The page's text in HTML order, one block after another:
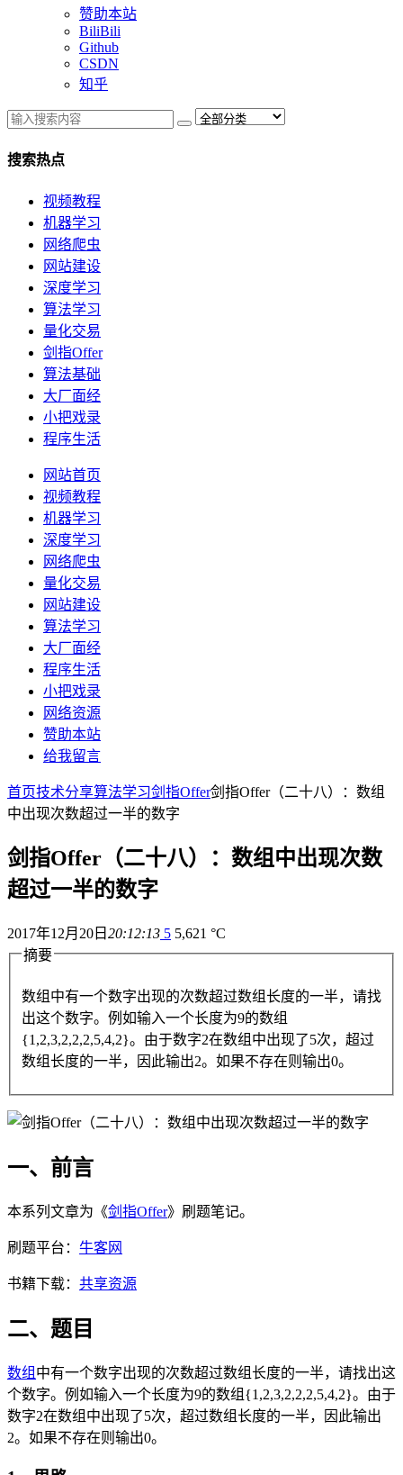
赞助本站
BiliBili
Github
CSDN
知乎
搜索热点
视频教程
机器学习
网络爬虫
网站建设
深度学习
算法学习
量化交易
剑指Offer
算法基础
大厂面经
小把戏录
程序生活
网站首页
视频教程
机器学习
深度学习
网络爬虫
量化交易
网站建设
算法学习
大厂面经
程序生活
小把戏录
网络资源
赞助本站
给我留言
首页技术分享算法学习剑指Offer剑指Offer（二十八）：数组
中出现次数超过一半的数字
剑指Offer（二十八）：数组中出现次数
超过一半的数字
2017年12月20日 20:12:13 5 5,621 °C
摘要
数组中有一个数字出现的次数超过数组长度的一半，请找
出这个数字。例如输入一个长度为9的数组
{1,2,3,2,2,2,5,4,2}。由于数字2在数组中出现了5次，超过
数组长度的一半，因此输出2。如果不存在则输出0。
一、前言
本系列文章为《剑指Offer》刷题笔记。
刷题平台： 牛客网
书籍下载： 共享资源
二、题目
数组 中有一个数字出现的次数超过数组长度的一半，请找出这
个数字。例如输入一个长度为9的数组{1,2,3,2,2,2,5,4,2}。由于
数字2在数组中出现了5次，超过数组长度的一半，因此输出
2。如果不存在则输出0。